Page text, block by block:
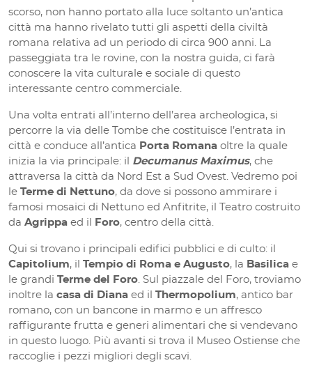
scorso, non hanno portato alla luce soltanto un’antica
città ma hanno rivelato tutti gli aspetti della civiltà
romana relativa ad un periodo di circa 900 anni. La
passeggiata tra le rovine, con la nostra guida, ci farà
conoscere la vita culturale e sociale di questo
interessante centro commerciale.
Una volta entrati all’interno dell’area archeologica, si
percorre la via delle Tombe che costituisce l’entrata in
città e conduce all’antica Porta Romana oltre la quale
inizia la via principale: il Decumanus Maximus, che
attraversa la città da Nord Est a Sud Ovest. Vedremo poi
le Terme di Nettuno, da dove si possono ammirare i
famosi mosaici di Nettuno ed Anfitrite, il Teatro costruito
da Agrippa ed il Foro, centro della città.
Qui si trovano i principali edifici pubblici e di culto: il
Capitolium, il Tempio di Roma e Augusto, la Basilica e
le grandi Terme del Foro . Sul piazzale del Foro, troviamo
inoltre la casa di Diana ed il Thermopolium, antico bar
romano, con un bancone in marmo e un affresco
raffigurante frutta e generi alimentari che si vendevano
in questo luogo. Più avanti si trova il Museo Ostiense che
raccoglie i pezzi migliori degli scavi.